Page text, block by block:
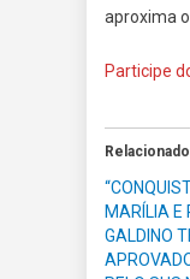
aproxima
Participe
Relacionado
MARÍLIA E
GALDINO